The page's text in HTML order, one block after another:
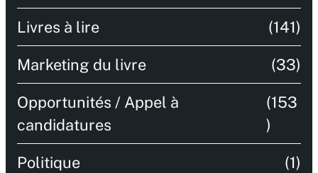
Livres à lire (141)
Marketing du livre (33)
Opportunités / Appel à
candidatures
(153
)
Politique (1)